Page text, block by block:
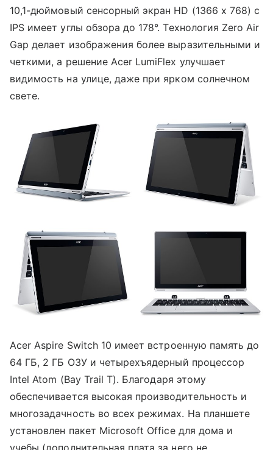
10,1-дюймовый сенсорный экран HD (1366 x 768) с
IPS имеет углы обзора до 178°. Технология Zero Air
Gap делает изображения более выразительными и
четкими, а решение Acer LumiFlex улучшает
видимость на улице, даже при ярком солнечном
свете.
Acer Aspire Switch 10 имеет встроенную память до
64 ГБ, 2 ГБ ОЗУ и четырехъядерный процессор
Intel Atom (Bay Trail T). Благодаря этому
обеспечивается высокая производительность и
многозадачность во всех режимах. На планшете
установлен пакет Microsoft Office для дома и
учебы (дополнительная плата за него не